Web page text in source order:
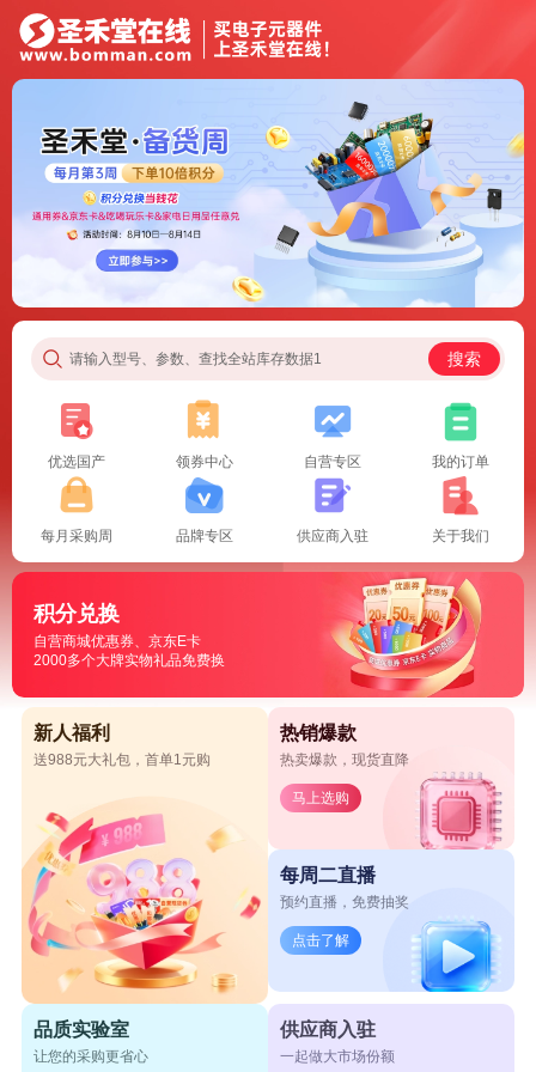
请输入型号、参数、查找全站库存数据1 搜索
优选国产 领券中心 自营专区 我的订单
每月采购周 品牌专区 供应商入驻 关于我们
积分兑换
自营商城优惠券、京东E卡
2000多个大牌实物礼品免费换
新人福利
送988元大礼包，首单1元购
热销爆款
热卖爆款，现货直降
马上选购
每周二直播
预约直播，免费抽奖
点击了解
品质实验室
让您的采购更省心
供应商入驻
一起做大市场份额